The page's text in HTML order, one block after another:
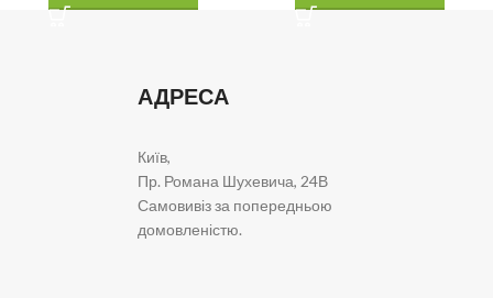
АДРЕСА
Київ,
Пр. Романа Шухевича, 24В
Самовивіз за попередньою
домовленістю.